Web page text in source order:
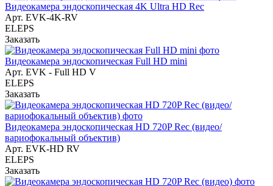
Видеокамера эндоскопическая 4K Ultra HD Rec
Арт. EVK-4K-RV
ELEPS
Заказать
Видеокамера эндоскопическая Full HD mini
Арт. EVK - Full HD V
ELEPS
Заказать
Видеокамера эндоскопическая HD 720P Rec (видео/
вариофокальный объектив)
Арт. EVK-HD RV
ELEPS
Заказать